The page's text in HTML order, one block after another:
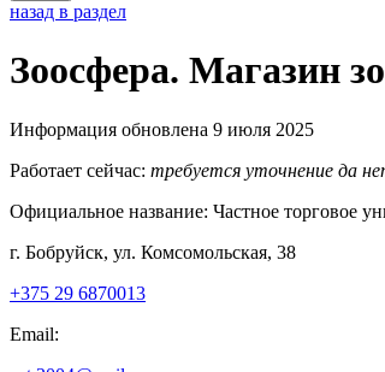
назад в раздел
Зоосфера. Магазин
Информация обновлена 9 июля 2025
Работает сейчас: требуется уточнение да
Официальное название: Частное торговое
г. Бобруйск, ул. Комсомольская, 38
+375 29 6870013
Email: